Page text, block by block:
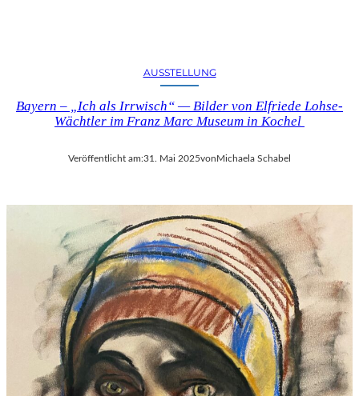
AUSSTELLUNG
Bayern – „Ich als Irrwisch“ — Bilder von Elfriede Lohse-
Wächtler im Franz Marc Museum in Kochel
Veröffentlicht am:31. Mai 2025vonMichaela Schabel